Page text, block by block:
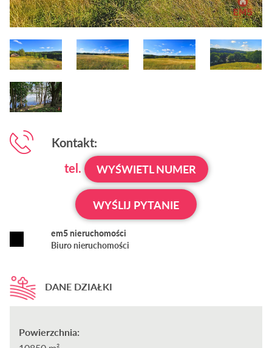
Kontakt:
tel.
WYŚWIETL NUMER
WYŚLIJ PYTANIE
em5 nieruchomości
Biuro nieruchomości
DANE DZIAŁKI
Powierzchnia: